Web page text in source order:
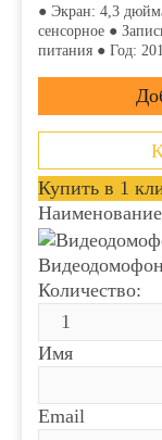
● Экран: 4,3
сенсорное ●
питания ● Год:
Купить в 1
Количество:
Имя
Email